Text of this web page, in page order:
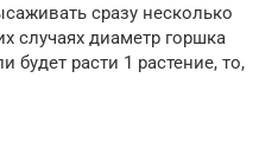
сразу несколько
случаях диаметр горшка
расти 1 растение, то,